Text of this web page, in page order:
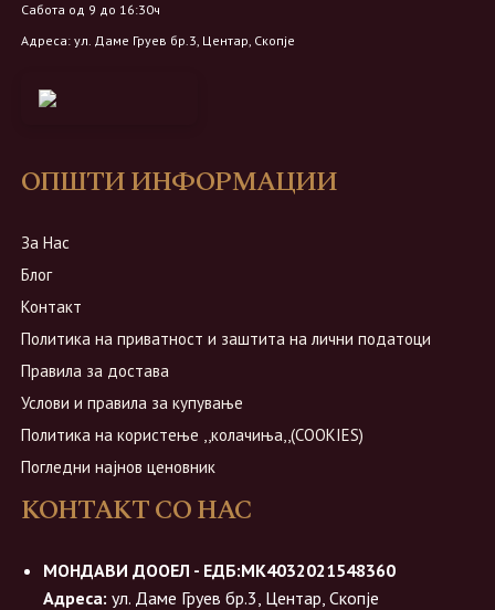
Сабота од 9 до 16:30ч
Адреса: ул. Даме Груев бр.3, Центар, Скопје
ОПШТИ ИНФОРМАЦИИ
За Нас
Блог
Контакт
Политика на приватност и заштита на лични податоци
Правила за достава
Услови и правила за купување
Политика на користење ,,колачиња,,(COOKIES)
Погледни најнов ценовник
КОНТАКТ СО НАС
МОНДАВИ ДООЕЛ - ЕДБ:МК4032021548360
Адреса: ул. Даме Груев бр.3, Центар, Скопје